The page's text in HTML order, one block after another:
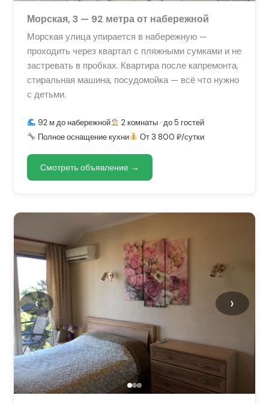
Морская, 3 — 92 метра от набережной
Морская улица упирается в набережную —
проходить через квартал с пляжными сумками и не
застревать в пробках. Квартира после капремонта,
стиральная машина, посудомойка — всё что нужно
с детьми.
92 м до набережной
2 комнаты · до 5 гостей
Полное оснащение кухни
От 3 800 ₽/сутки
Смотреть объявление →
‹ ›